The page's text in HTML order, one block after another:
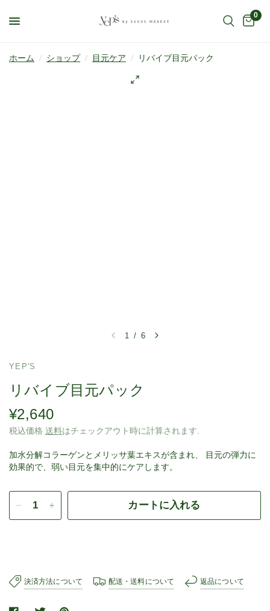
0
ホーム / ショップ / 目元ケア / リバイブ目元パック
1 / 6
YEP'S
リバイブ目元パック
¥2,640
税込価格 送料はチェックアウト時に計算されます.
加水分解コラーゲンとメリッサ葉エキスが含まれ、 目元の弾力に
効果的で、弱い目元を集中的にケアします。
カートに入れる
決済方法について 配送・送料について 返品について